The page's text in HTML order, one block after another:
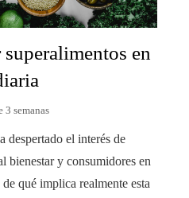
en
3 semanas
despertado el interés de
bienestar y consumidores en
qué implica realmente esta